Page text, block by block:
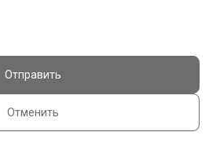
Отменить
Отправить